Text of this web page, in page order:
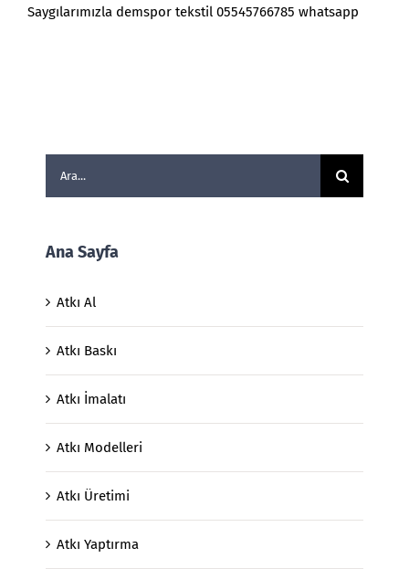
Saygılarımızla demspor tekstil 05545766785 whatsapp
Ara:
Ana Sayfa
Atkı Al
Atkı Baskı
Atkı İmalatı
Atkı Modelleri
Atkı Üretimi
Atkı Yaptırma